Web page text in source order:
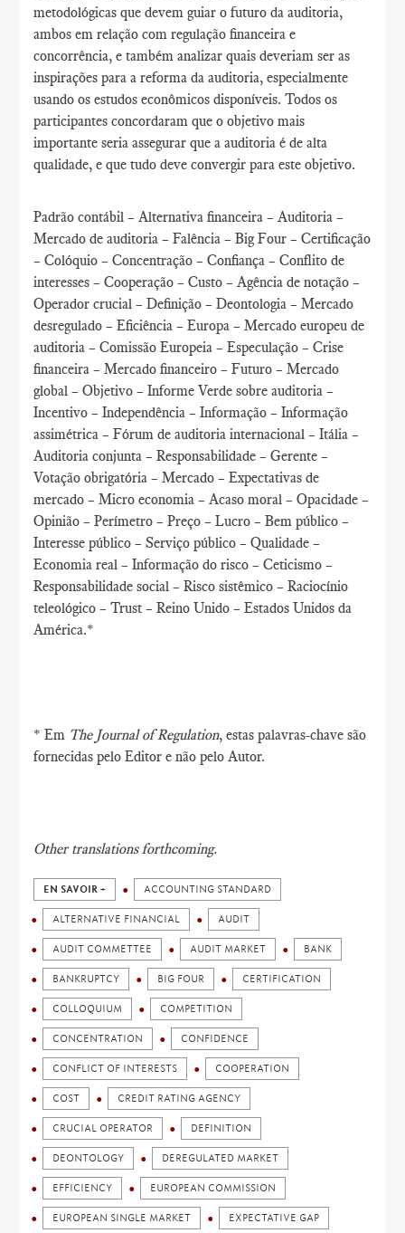
metodológicas que devem guiar o futuro da auditoria,
ambos em relação com regulação financeira e
concorrência, e também analizar quais deveriam ser as
inspirações para a reforma da auditoria, especialmente
usando os estudos econômicos disponíveis. Todos os
participantes concordaram que o objetivo mais
importante seria assegurar que a auditoria é de alta
qualidade, e que tudo deve convergir para este objetivo.
Padrão contábil – Alternativa financeira – Auditoria –
Mercado de auditoria – Falência – Big Four – Certificação
– Colóquio – Concentração – Confiança – Conflito de
interesses – Cooperação – Custo – Agência de notação –
Operador crucial – Definição – Deontologia – Mercado
desregulado – Eficiência – Europa – Mercado europeu de
auditoria – Comissão Europeia – Especulação – Crise
financeira – Mercado financeiro – Futuro – Mercado
global – Objetivo – Informe Verde sobre auditoria –
Incentivo – Independência – Informação – Informação
assimétrica – Fórum de auditoria internacional – Itália –
Auditoria conjunta – Responsabilidade – Gerente –
Votação obrigatória – Mercado – Expectativas de
mercado – Micro economia – Acaso moral – Opacidade –
Opinião – Perímetro – Preço – Lucro – Bem público –
Interesse público – Serviço público – Qualidade –
Economia real – Informação do risco – Ceticismo –
Responsabilidade social – Risco sistêmico – Raciocínio
teleológico – Trust – Reino Unido – Estados Unidos da
América.*
* Em The Journal of Regulation, estas palavras-chave são
fornecidas pelo Editor e não pelo Autor.
Other translations forthcoming.
EN SAVOIR + ACCOUNTING STANDARD
ALTERNATIVE FINANCIAL AUDIT
AUDIT COMMETTEE AUDIT MARKET BANK
BANKRUPTCY BIG FOUR CERTIFICATION
COLLOQUIUM COMPETITION
CONCENTRATION CONFIDENCE
CONFLICT OF INTERESTS COOPERATION
COST CREDIT RATING AGENCY
CRUCIAL OPERATOR DEFINITION
DEONTOLOGY DEREGULATED MARKET
EFFICIENCY EUROPEAN COMMISSION
EUROPEAN SINGLE MARKET EXPECTATIVE GAP